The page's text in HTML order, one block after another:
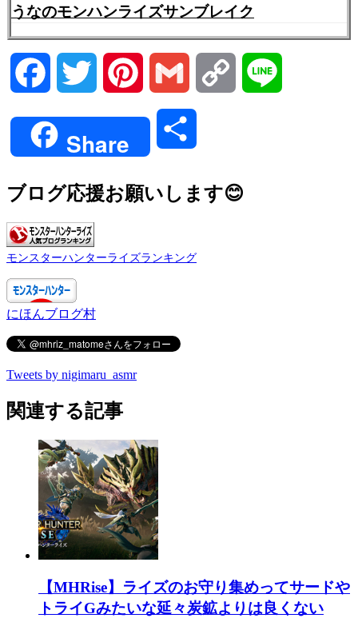
うなのモンハンライズサンブレイク
Facebook Twitter Pinterest Gmail Copy
Share
ブログ応援お願いします😊
モンスターハンターライズランキング
にほんブログ村
Tweets by nigimaru_asmr
関連する記事
【MHRise】ライズのお守り集めってサードや
トライGみたいな延々炭鉱よりは良くない